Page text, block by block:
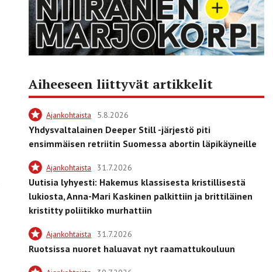
Aiheeseen liittyvät artikkelit
Ajankohtaista 5.8.2026
Yhdysvaltalainen Deeper Still -järjestö piti
ensimmäisen retriitin Suomessa abortin läpikäyneille
Ajankohtaista 31.7.2026
Uutisia lyhyesti: Hakemus klassisesta kristillisestä
lukiosta, Anna-Mari Kaskinen palkittiin ja brittiläinen
kristitty poliitikko murhattiin
Ajankohtaista 31.7.2026
Ruotsissa nuoret haluavat nyt raamattukouluun